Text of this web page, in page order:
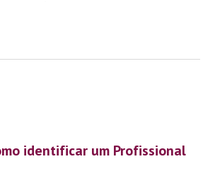
identificar um Profissional